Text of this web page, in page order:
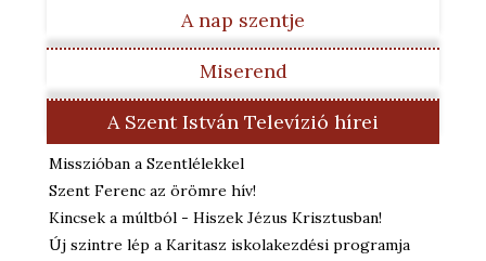
A nap szentje
Miserend
A Szent István Televízió hírei
Misszióban a Szentlélekkel
Szent Ferenc az örömre hív!
Kincsek a múltból - Hiszek Jézus Krisztusban!
Új szintre lép a Karitasz iskolakezdési programja